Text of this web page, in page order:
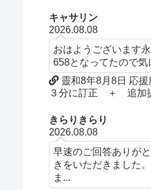
キャサリン
2026.08.08
おはようございます
658となってたので気
靈和8年8月8日 応
３分に訂正 ＋ 追加
きらりきらり
2026.08.08
早速のご回答ありが
きをいただきました
ま...